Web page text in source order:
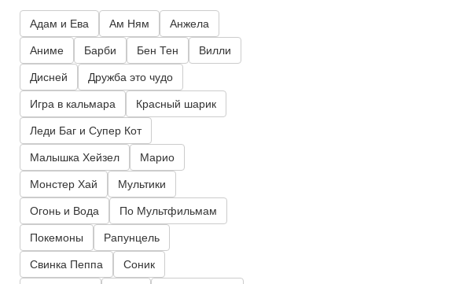
Адам и Ева Ам Ням Анжела
Аниме Барби Бен Тен Вилли
Дисней Дружба это чудо
Игра в кальмара Красный шарик
Леди Баг и Супер Кот
Малышка Хейзел Марио
Монстер Хай Мультики
Огонь и Вода По Мультфильмам
Покемоны Рапунцель
Свинка Пеппа Соник